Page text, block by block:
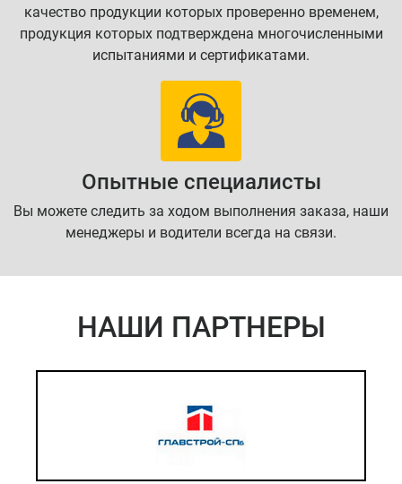
качество продукции которых проверенно временем,
продукция которых подтверждена многочисленными
испытаниями и сертификатами.
Опытные специалисты
Вы можете следить за ходом выполнения заказа, наши
менеджеры и водители всегда на связи.
НАШИ ПАРТНЕРЫ